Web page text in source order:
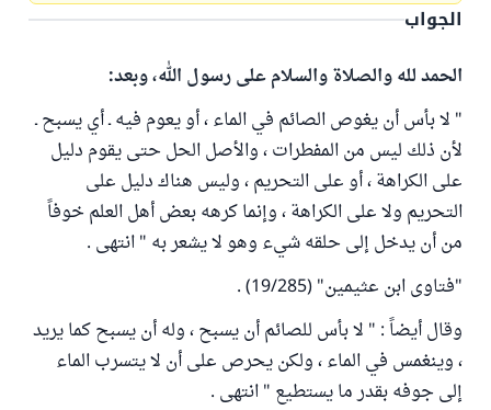
الجواب
الحمد لله والصلاة والسلام على رسول الله، وبعد:
" لا بأس أن يغوص الصائم في الماء ، أو يعوم فيه ـ أي يسبح ـ
لأن ذلك ليس من المفطرات ، والأصل الحل حتى يقوم دليل
على الكراهة ، أو على التحريم ، وليس هناك دليل على
التحريم ولا على الكراهة ، وإنما كرهه بعض أهل العلم خوفاً
من أن يدخل إلى حلقه شيء وهو لا يشعر به " انتهى .
"فتاوى ابن عثيمين" (19/285) .
وقال أيضاً : " لا بأس للصائم أن يسبح ، وله أن يسبح كما يريد
، وينغمس في الماء ، ولكن يحرص على أن لا يتسرب الماء
إلى جوفه بقدر ما يستطيع " انتهى .